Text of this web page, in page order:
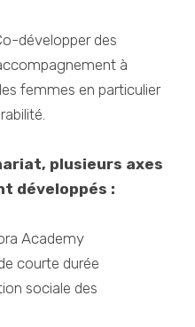
développer des
à
femmes en particulier
plusieurs axes
développés :
Academy
courte durée
sociale des